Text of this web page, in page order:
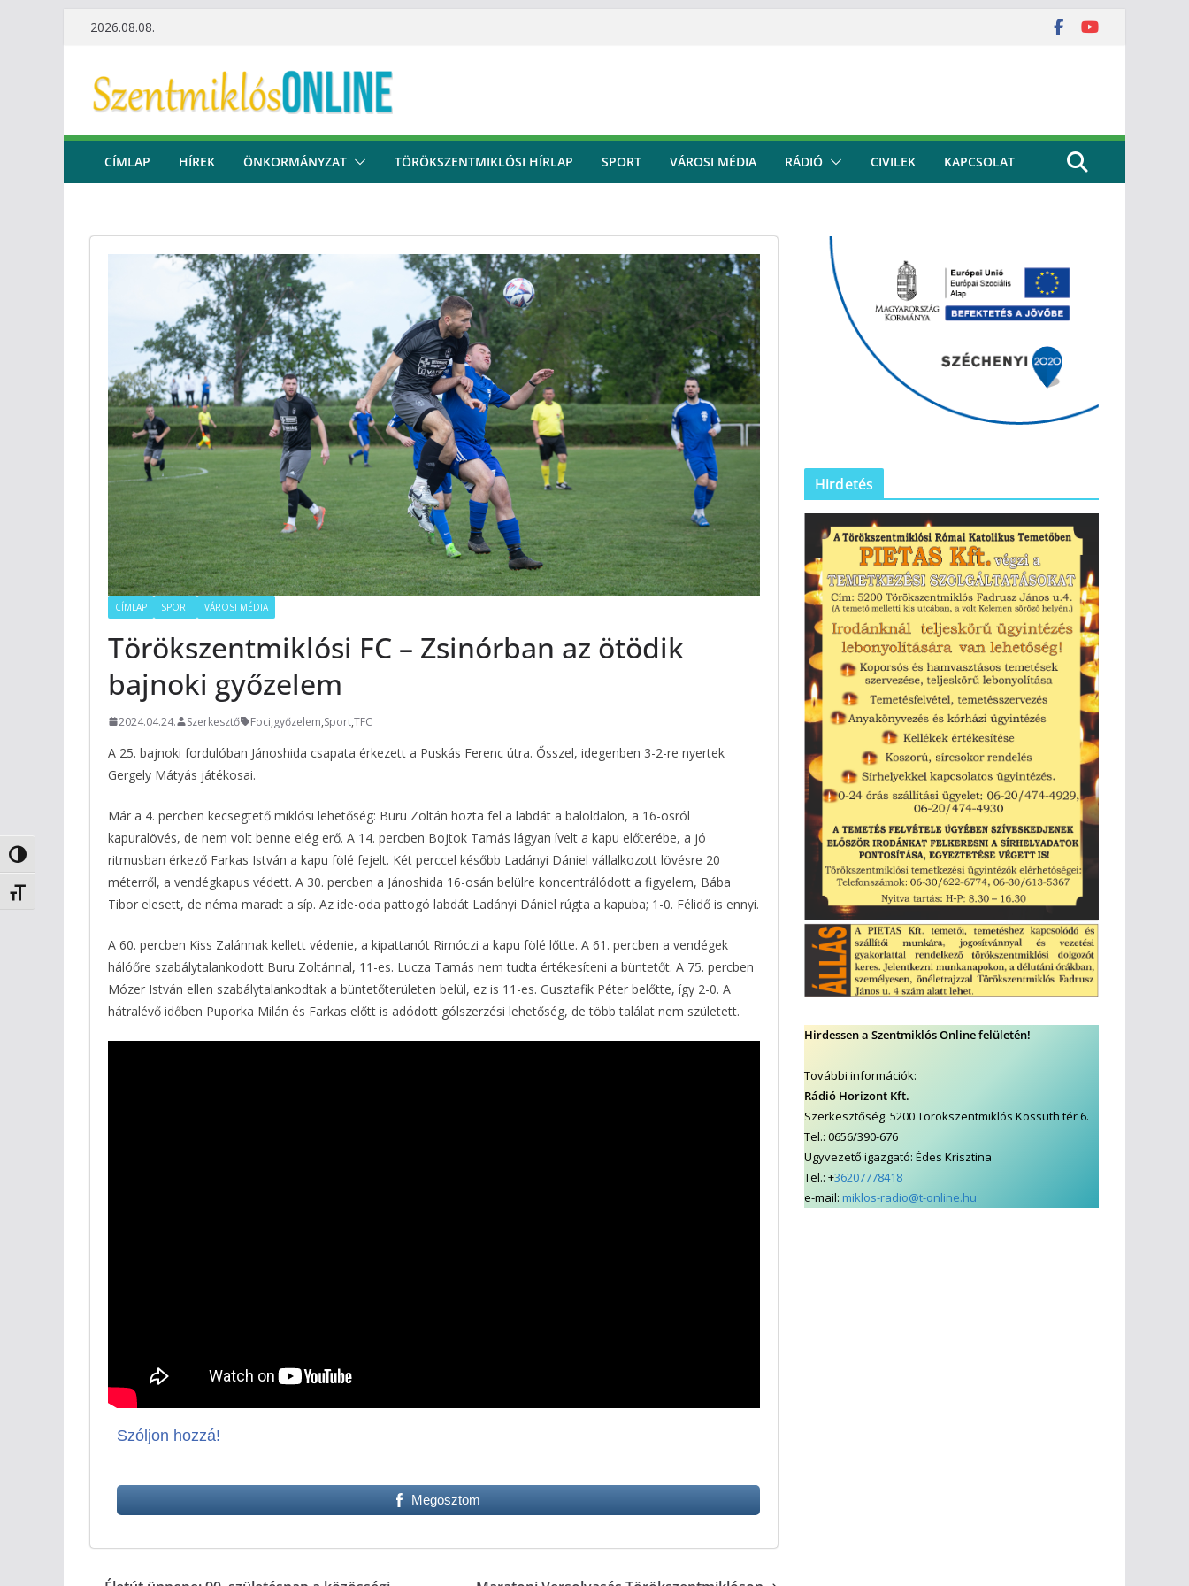
Nagy kontraszt váltása
Betűméret váltása
2026.08.08.
CÍMLAP HÍREK ÖNKORMÁNYZAT TÖRÖKSZENTMIKLÓSI HÍRLAP SPORT VÁROSI MÉDIA RÁDIÓ CIVILEK KAPCSOLAT
CÍMLAP SPORT VÁROSI MÉDIA
Törökszentmiklósi FC – Zsinórban az ötödik
bajnoki győzelem
2024.04.24. Szerkesztő Foci,győzelem,Sport,TFC
A 25. bajnoki fordulóban Jánoshida csapata érkezett a Puskás Ferenc útra. Ősszel, idegenben 3-2-re nyertek
Gergely Mátyás játékosai.
Már a 4. percben kecsegtető miklósi lehetőség: Buru Zoltán hozta fel a labdát a baloldalon, a 16-osról
kapuralövés, de nem volt benne elég erő. A 14. percben Bojtok Tamás lágyan ívelt a kapu előterébe, a jó
ritmusban érkező Farkas István a kapu fölé fejelt. Két perccel később Ladányi Dániel vállalkozott lövésre 20
méterről, a vendégkapus védett. A 30. percben a Jánoshida 16-osán belülre koncentrálódott a figyelem, Bába
Tibor elesett, de néma maradt a síp. Az ide-oda pattogó labdát Ladányi Dániel rúgta a kapuba; 1-0. Félidő is ennyi.
A 60. percben Kiss Zalánnak kellett védenie, a kipattanót Rimóczi a kapu fölé lőtte. A 61. percben a vendégek
hálóőre szabálytalankodott Buru Zoltánnal, 11-es. Lucza Tamás nem tudta értékesíteni a büntetőt. A 75. percben
Mózer István ellen szabálytalankodtak a büntetőterületen belül, ez is 11-es. Gusztafik Péter belőtte, így 2-0. A
hátralévő időben Puporka Milán és Farkas előtt is adódott gólszerzési lehetőség, de több találat nem született.
Szóljon hozzá!
Megosztom
Hirdetés
Hirdessen a Szentmiklós Online felületén!
További információk:
Rádió Horizont Kft.
Szerkesztőség: 5200 Törökszentmiklós Kossuth tér 6.
Tel.: 0656/390-676
Ügyvezető igazgató: Édes Krisztina
Tel.: +36207778418
e-mail: miklos-radio@t-online.hu